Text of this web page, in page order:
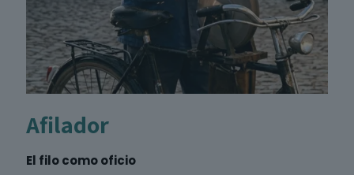
Afilador
El filo como oficio